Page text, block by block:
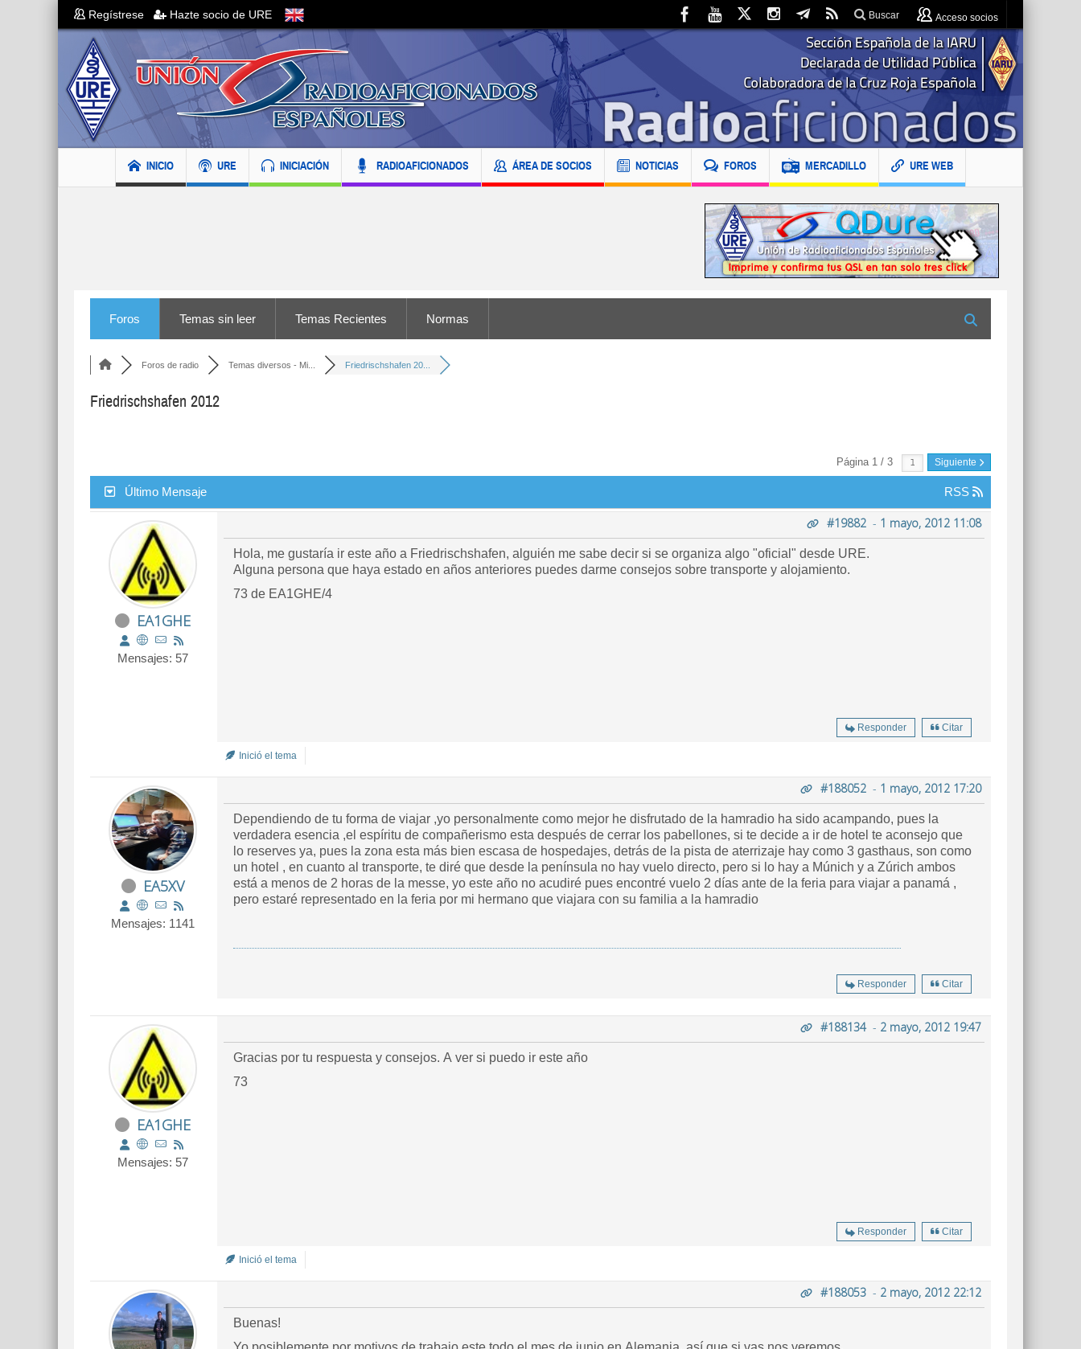
Regístrese Hazte socio de URE Buscar Acceso socios
INICIO URE INICIACIÓN RADIOAFICIONADOS ÁREA DE SOCIOS NOTICIAS FOROS MERCADILLO URE WEB
Foros Temas sin leer Temas Recientes Normas
Foros de radio Temas diversos - Mi... Friedrischshafen 20...
Friedrischshafen 2012
Página 1 / 3 Siguiente
Último Mensaje RSS
EA1GHE
Mensajes: 57
#19882 - 1 mayo, 2012 11:08
Hola, me gustaría ir este año a Friedrischshafen, alguién me sabe decir si se organiza algo "oficial" desde URE.
Alguna persona que haya estado en años anteriores puedes darme consejos sobre transporte y alojamiento.
73 de EA1GHE/4
Responder Citar
Inició el tema
EA5XV
Mensajes: 1141
#188052 - 1 mayo, 2012 17:20
Dependiendo de tu forma de viajar ,yo personalmente como mejor he disfrutado de la hamradio ha sido acampando, pues la
verdadera esencia ,el espíritu de compañerismo esta después de cerrar los pabellones, si te decide a ir de hotel te aconsejo que
lo reserves ya, pues la zona esta más bien escasa de hospedajes, detrás de la pista de aterrizaje hay como 3 gasthaus, son como
un hotel , en cuanto al transporte, te diré que desde la península no hay vuelo directo, pero si lo hay a Múnich y a Zúrich ambos
está a menos de 2 horas de la messe, yo este año no acudiré pues encontré vuelo 2 días ante de la feria para viajar a panamá ,
pero estaré representado en la feria por mi hermano que viajara con su familia a la hamradio
Responder Citar
EA1GHE
Mensajes: 57
#188134- 2 mayo, 2012 19:47
Gracias por tu respuesta y consejos. A ver si puedo ir este año
73
Responder Citar
Inició el tema
#188053 - 2 mayo, 2012 22:12
Buenas!